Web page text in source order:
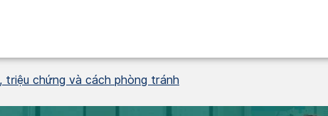
triệu chứng và cách phòng tránh